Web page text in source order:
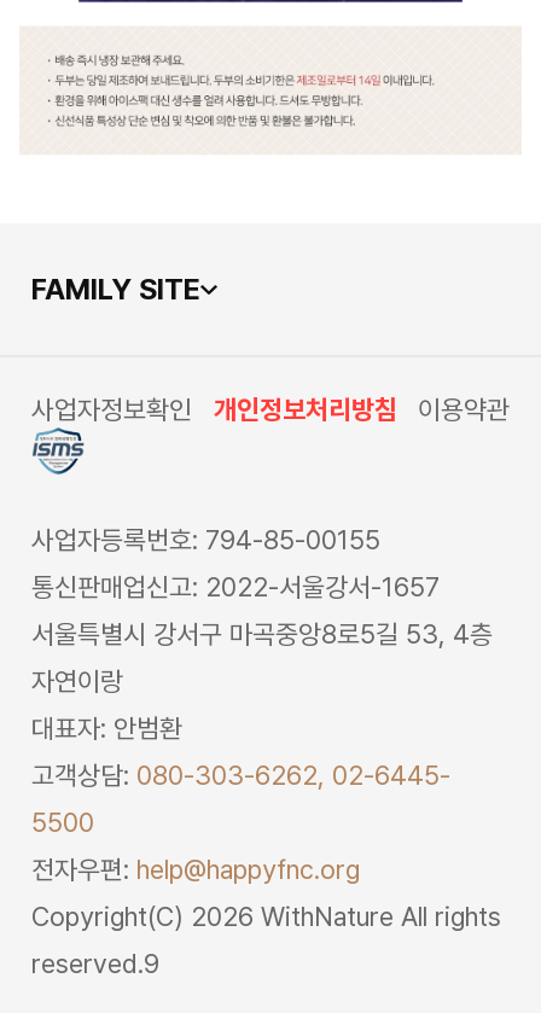
FAMILY SITE
사업자정보확인 개인정보처리방침 이용약관
사업자등록번호: 794-85-00155
통신판매업신고: 2022-서울강서-1657
서울특별시 강서구 마곡중앙8로5길 53, 4층
자연이랑
대표자: 안범환
고객상담: 080-303-6262, 02-6445-
5500
전자우편: help@happyfnc.org
Copyright(C) 2026 WithNature All rights
reserved.9